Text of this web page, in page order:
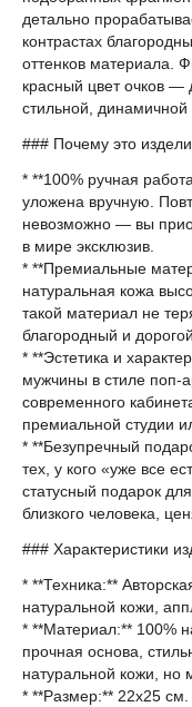
детально
контрастах
оттенков материала.
красный цвет очков —
стильной, динамичной
### Почему это
* **100% ручная
уложена вручную.
невозможно — вы
в мире эксклюзив.
* **Премиальные
натуральная кожа
такой материал не
благородный и
* **Эстетика и
мужчины в стиле поп-
современного
премиальной студии
* **Безупречный
тех, у кого «уже все
статусный подарок
близкого человека,
### Характеристики
* **Техника:**
натуральной кожи,
* **Материал:** 100%
прочная основа,
натуральной кожи, но
* **Размер:** 22х25 см.